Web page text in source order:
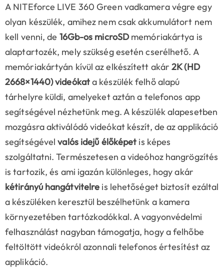
A NITEforce LIVE 360 Green vadkamera végre egy
olyan készülék, amihez nem csak akkumulátort nem
kell venni, de 16Gb-os microSDmemóriakártya is
alaptartozék, mely szükség esetén cserélhető. A
memóriakártyán kívül az elkészített akár 2K (HD
2668×1440)videókata készülék felhő alapú
tárhelyre küldi, amelyeket aztán a telefonos app
segítségével nézhetünk meg. A készülék alapesetben
mozgásra aktiválódó videókat készít, de az applikáció
segítségévelvalós idejű élőképet is képes
szolgáltatni. Természetesen a videóhoz hangrögzítés
is tartozik, és ami igazán különleges, hogy akár
kétirányú hangátvitelre is lehetőséget biztosít ezáltal
a készüléken keresztül beszélhetünk a kamera
környezetében tartózkodókkal. A vagyonvédelmi
felhasználást nagyban támogatja, hogy a felhőbe
feltöltött videókról azonnali telefonos értesítést az
applikáció.